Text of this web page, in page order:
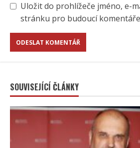
Uložit do prohlížeče jméno, e-
stránku pro budoucí
SOUVISEJÍCÍ ČLÁNKY